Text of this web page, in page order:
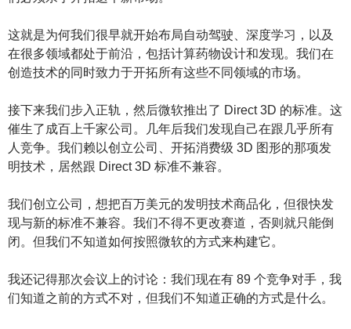
这就是为何我们很早就开始布局自动驾驶、深度学习，以及
在很多领域都处于前沿，包括计算药物设计和发现。我们在
创造技术的同时致力于开拓所有这些不同领域的市场。
接下来我们步入正轨，然后微软推出了 Direct 3D 的标准。这
催生了成百上千家公司。几年后我们发现自己在跟几乎所有
人竞争。我们赖以创立公司、开拓消费级 3D 图形的那项发
明技术，居然跟 Direct 3D 标准不兼容。
我们创立公司，想把百万美元的发明技术商品化，但很快发
现与新的标准不兼容。我们不得不更改赛道，否则就只能倒
闭。但我们不知道如何按照微软的方式来构建它。
我还记得那次会议上的讨论：我们现在有 89 个竞争对手，我
们知道之前的方式不对，但我们不知道正确的方式是什么。